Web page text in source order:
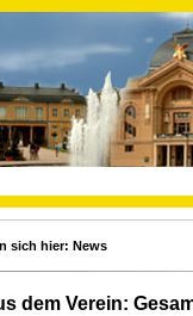
sich hier: News
dem Verein: